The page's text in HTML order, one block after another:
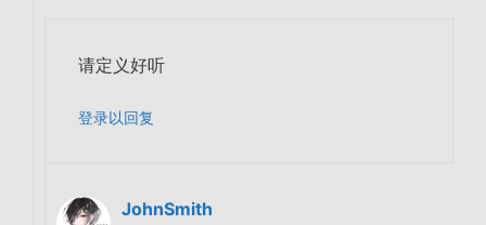
请定义好听
登录以回复
JohnSmith